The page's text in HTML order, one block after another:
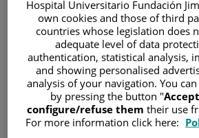
Selector
de
idioma
Inicio/ÁREA DEL PACIENTE
SOBRE EL CÁNCER
/INFORMACIÓN Y SOPORTE
/TIPOS DE CÁNCER
ÁREA DE CÁNCER DE
/CABEZA Y CUELLO
Hospital Universitario Fundación
own cookies and those of third
countries whose legislation does
adequate level of data
authentication, statistical analysis,
and showing personalised
analysis of your navigation. You
by pressing the button "
configure/refuse them their use
For more information click here: